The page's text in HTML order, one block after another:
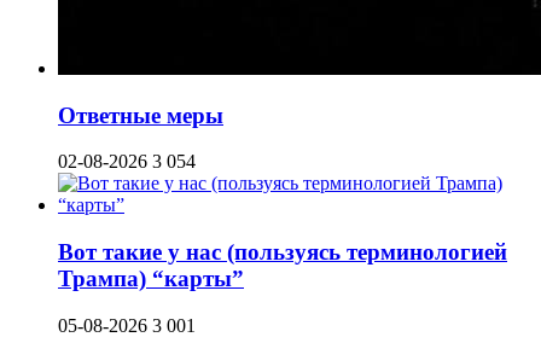
Ответные меры
02-08-2026 3 054
Вот такие у нас (пользуясь терминологией
Трампа) “карты”
05-08-2026 3 001